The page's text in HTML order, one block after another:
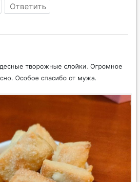
Ответить
творожные слойки. Огромное
Особое спасибо от мужа.